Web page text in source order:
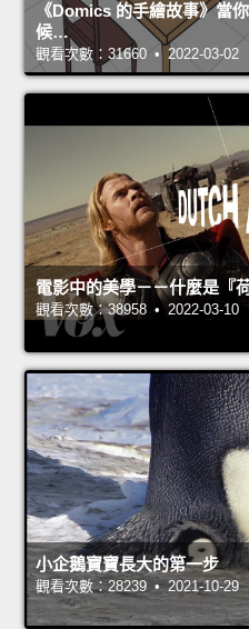
《Domics 的手繪故事》當
候…
觀看次數：31660 • 2022-03-02
電影中的美學－－什麼是『
觀看次數：38958 • 2022-03-10
小企鵝寶寶長大的第一步
觀看次數：28239 • 2021-10-29